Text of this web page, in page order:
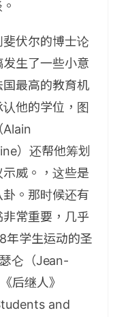
斐伏尔的博士论
发生了一些小意
国最高的教育机
认他的学位，图
Alain
）还帮他筹划
示威。，这些是
卦。那时候还有
非常重要，几乎
年学生运动的圣
仑（Jean-
后继人》
and